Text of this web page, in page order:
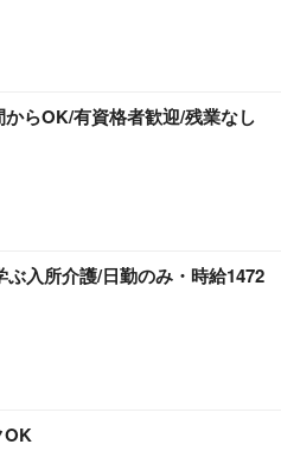
らOK/有資格者歓迎/残業なし
入所介護/日勤のみ・時給1472
OK